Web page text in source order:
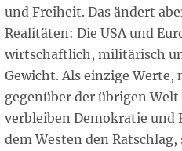
und Freiheit. Das ändert
Realitäten: Die USA und
wirtschaftlich, militärisch
Gewicht. Als einzige Werte,
gegenüber der übrigen
verbleiben Demokratie und
dem Westen den